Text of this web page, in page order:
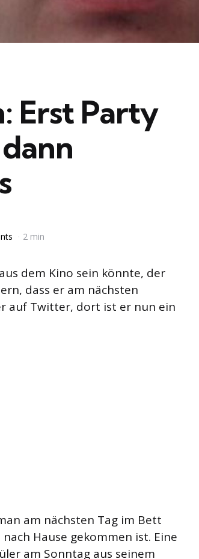
Erst Party
2 min
dem Kino sein könnte, der
dass er am nächsten
auf Twitter, dort ist er nun ein
am nächsten Tag im Bett
Hause gekommen ist. Eine
am Sonntag aus seinem